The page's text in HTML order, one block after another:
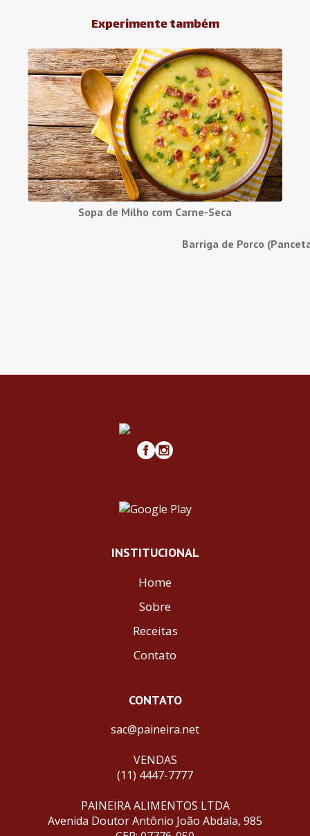
Experimente também
Sopa de Milho com Carne-Seca
Barriga de Porco
INSTITUCIONAL
Home
Sobre
Receitas
Contato
CONTATO
sac@paineira.net
VENDAS
(11) 4447-7777
PAINEIRA ALIMENTOS LTDA
Avenida Doutor Antônio João Abdala, 985